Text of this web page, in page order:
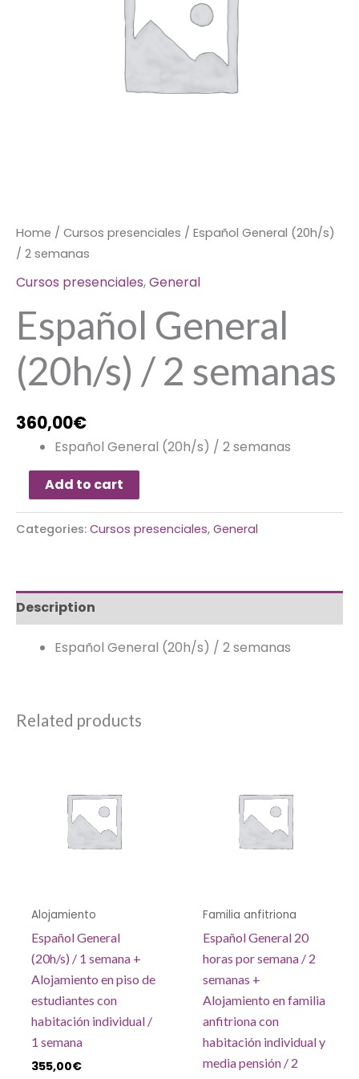
Home / Cursos presenciales / Español General (20h/s)
/ 2 semanas
Cursos presenciales,General
Español General
(20h/s) / 2 semanas
360,00€
Español General (20h/s) / 2 semanas
Add to cart
Categories: Cursos presenciales, General
Description
Español General (20h/s) / 2 semanas
Related products
Alojamiento
Español General
(20h/s) / 1 semana +
Alojamiento en piso de
estudiantes con
habitación individual /
1 semana
355,00€
Familia anfitriona
Español General 20
horas por semana / 2
semanas +
Alojamiento en familia
anfitriona con
habitación individual y
media pensión / 2